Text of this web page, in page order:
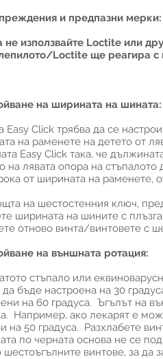
и предпазни мерки:
не използвайте Loctite или
Loctite ще реагира с
на ширината на шината:
Easy Click трябва да се
на раменете на детето от
Easy Click така, че
на лявата опора на
от ширината на раменете,
на шестостенния ключ,
ширината на шините с
отново винта/винтовете с
на външната ротация:
стъпало или
да бъде настроена на 30
на 60 градуса. Ъгълът на
Например, ако лекарят е
на 50 градуса. Разхлабете
по черната основа не се
шестоъгълните винтове, за да